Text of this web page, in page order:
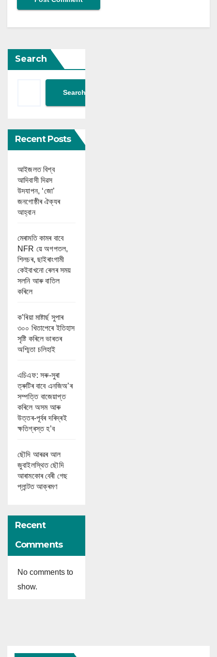
Search
Search
Recent Posts
আইজলত বিশ্ব
আদিবাসী দিৱস
উদযাপন, ‘জো’
জনগোষ্ঠীৰ ঐক্যৰ
আহ্বান
মেৰামতি কামৰ বাবে
NFR য়ে অগপতল,
শিলচৰ, ছাইৰাংগামী
কেইবাখনো ৰেলৰ সময়
সলনি আৰু বাতিল
কৰিলে
ক’ৰিয়া মাষ্টাৰ্ছ সুপাৰ
৩০০ খিতাপেৰে ইতিহাস
সৃষ্টি কৰিলে ভাৰতৰ
অশ্মিতা চলিহাই
এচিএফ: সৰু-সুৰা
ত্ৰুটিৰ বাবে এনজিঅ’ৰ
সম্পত্তি বাজেয়াপ্ত
কৰিলে অসম আৰু
উত্তৰ-পূৰ্বৰ দৰিদ্ৰই
ক্ষতিগ্ৰস্ত হ’ব
ছৌদি আৰৱৰ আল
জুবাইলস্থিত ছৌদি
আৰামকোৰ বেৰী গেছ
প্লান্টত আক্ৰমণ
Recent
Comments
No comments to
show.